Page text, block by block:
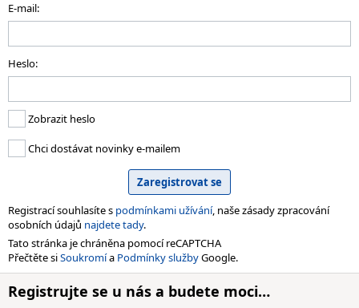
E-mail:
Heslo:
Zobrazit heslo
Chci dostávat novinky e-mailem
Registrací souhlasíte s podmínkami užívání, naše zásady zpracování
osobních údajů najdete tady.
Tato stránka je chráněna pomocí reCAPTCHA
Přečtěte siSoukromía Podmínky službyGoogle.
Registrujte se u nás a budete moci…